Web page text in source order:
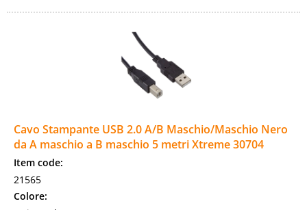
Cavo Stampante USB 2.0 A/B Maschio/Maschio Nero
da A maschio a B maschio 5 metri Xtreme 30704
Item code:
21565
Colore: